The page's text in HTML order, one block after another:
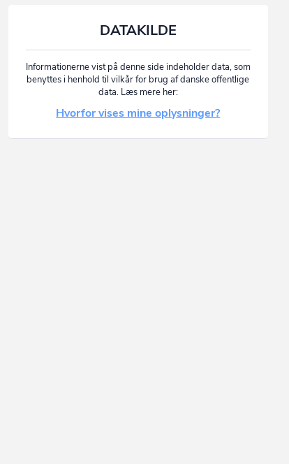
DATAKILDE
Informationerne vist på denne side indeholder data, som
benyttes i henhold til vilkår for brug af danske offentlige
data. Læs mere her:
Hvorfor vises mine oplysninger?